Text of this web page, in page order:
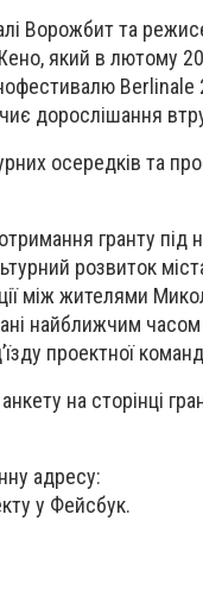
Ворожбит та
який в лютому
Berlinale
дорослішання
осередків та
гранту під
розвиток
між жителями
найближчим
проектної
на сторінці
адресу:
у Фейсбук.